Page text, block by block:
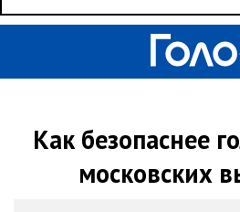
Как безопаснее
московских